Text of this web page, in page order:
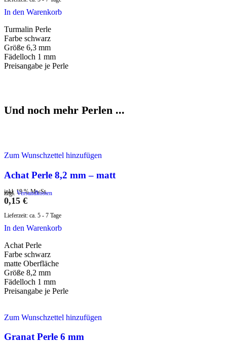
In den Warenkorb
Turmalin Perle
Farbe schwarz
Größe 6,3 mm
Fädelloch 1 mm
Preisangabe je Perle
Und noch mehr Perlen ...
Zum Wunschzettel hinzufügen
Achat Perle 8,2 mm – matt
inkl. 19 % MwSt.
zzgl. Versandkosten
0,15 €
Lieferzeit: ca. 5 - 7 Tage
In den Warenkorb
Achat Perle
Farbe schwarz
matte Oberfläche
Größe 8,2 mm
Fädelloch 1 mm
Preisangabe je Perle
Zum Wunschzettel hinzufügen
Granat Perle 6 mm